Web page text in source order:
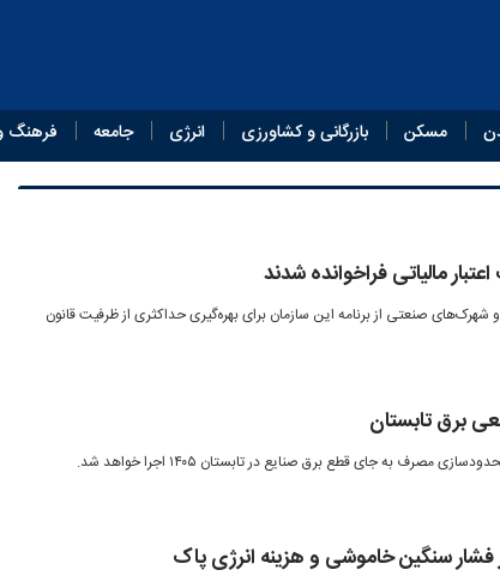
مسکن بازرگانی و کشاورزی انرژی جامعه فرهنگ
مالیاتی فراخوانده شدند
صنعتی از برنامه این سازمان برای بهره‌گیری حداکثری از ظرفیت قانون
برق تابستان
به جای قطع برق صنایع در تابستان ۱۴۰۵ اجرا خواهد شد.
سنگین خاموشی و هزینه انرژی پاک